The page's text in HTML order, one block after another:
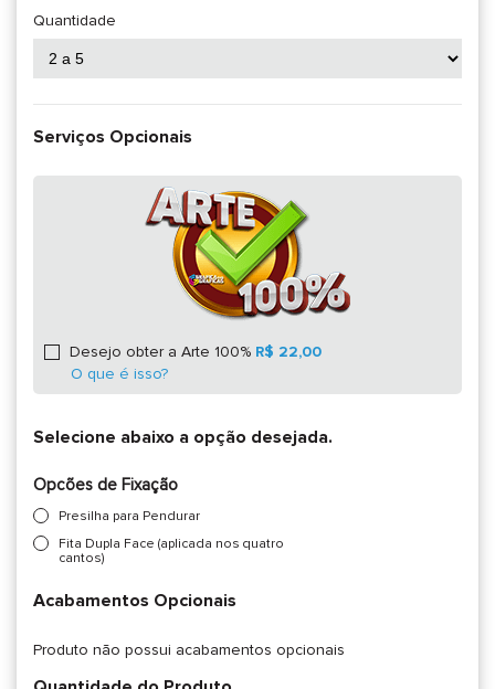
Quantidade
Serviços Opcionais
Desejo obter a Arte 100% R$ 22,00
O que é isso?
Selecione abaixo a opção desejada.
Opcões de Fixação
Presilha para Pendurar
Fita Dupla Face (aplicada nos quatro
cantos)
Acabamentos Opcionais
Produto não possui acabamentos opcionais